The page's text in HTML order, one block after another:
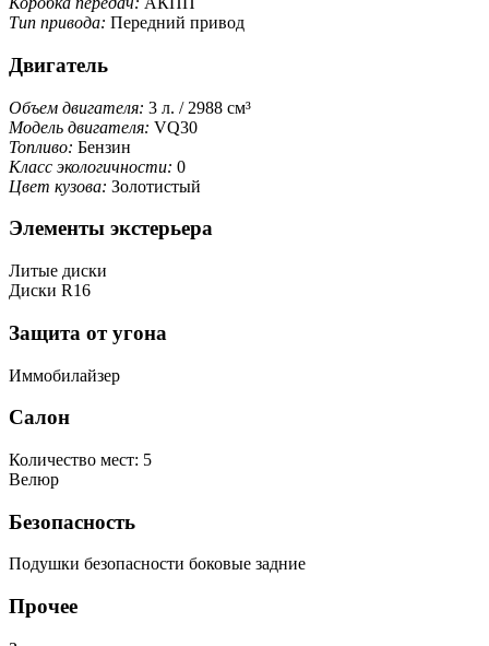
Тип привода: Передний привод
Двигатель
Объем двигателя: 3 л. / 2988 см³
Модель двигателя: VQ30
Топливо: Бензин
Класс экологичности: 0
Цвет кузова: Золотистый
Элементы экстерьера
Литые диски
Диски R16
Защита от угона
Иммобилайзер
Салон
Количество мест: 5
Велюр
Безопасность
Подушки безопасности боковые задние
Прочее